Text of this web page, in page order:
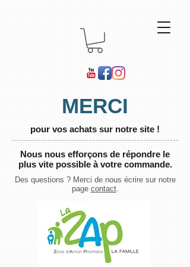
MERCI
pour vos achats sur notre site !
Nous nous efforçons de répondre le
plus vite possible à votre commande.
Des questions ? Merci de nous écrire sur notre
page contact.